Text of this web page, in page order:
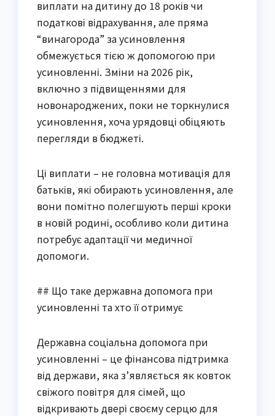
виплати на дитину до 18 років чи
податкові відрахування, але пряма
“винагорода” за усиновлення
обмежується тією ж допомогою при
усиновленні. Зміни на 2026 рік,
включно з підвищеннями для
новонароджених, поки не торкнулися
усиновлення, хоча урядовці обіцяють
перегляди в бюджеті.
Ці виплати – не головна мотивація для
батьків, які обирають усиновлення, але
вони помітно полегшують перші кроки
в новій родині, особливо коли дитина
потребує адаптації чи медичної
допомоги.
## Що таке державна допомога при
усиновленні та хто її отримує
Державна соціальна допомога при
усиновленні – це фінансова підтримка
від держави, яка з’являється як ковток
свіжого повітря для сімей, що
відкривають двері своєму серцю для